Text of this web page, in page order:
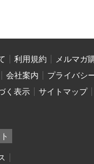
利用規約
メルマガ
会社案内
プライバシ
く表示
サイトマップ